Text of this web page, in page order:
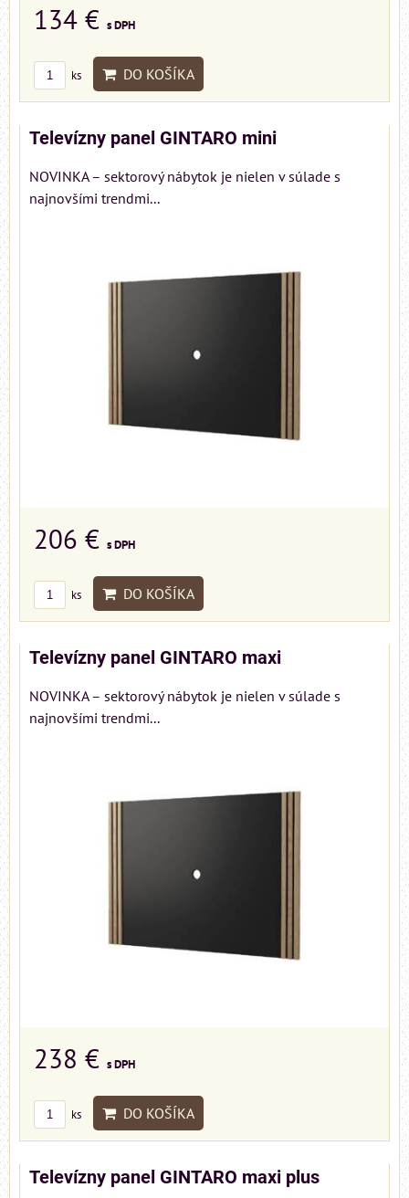
134 € s DPH
ks DO KOŠÍKA
Televízny panel GINTARO mini
NOVINKA – sektorový nábytok je nielen v súlade s
najnovšími trendmi...
206 € s DPH
ks DO KOŠÍKA
Televízny panel GINTARO maxi
NOVINKA – sektorový nábytok je nielen v súlade s
najnovšími trendmi...
238 € s DPH
ks DO KOŠÍKA
Televízny panel GINTARO maxi plus